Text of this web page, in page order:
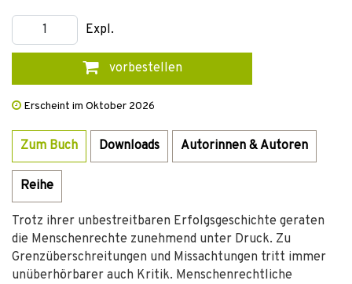
Expl.
vorbestellen
Erscheint im Oktober 2026
Zum Buch Downloads Autorinnen & Autoren
Reihe
Trotz ihrer unbestreitbaren Erfolgsgeschichte geraten
die Menschenrechte zunehmend unter Druck. Zu
Grenzüberschreitungen und Missachtungen tritt immer
unüberhörbarer auch Kritik. Menschenrechtliche